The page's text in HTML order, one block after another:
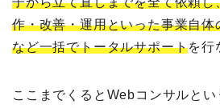
作・改善・運用といった事業自
など一括でトータルサポートを行
ここまでくるとWebコンサルと